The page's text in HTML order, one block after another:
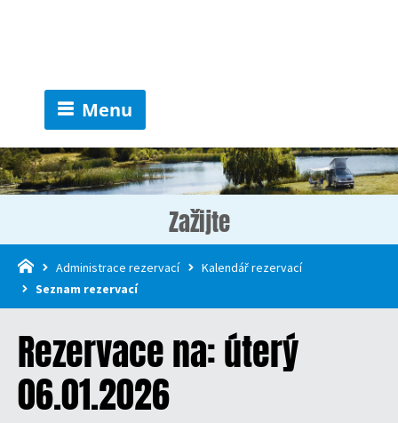
Menu
Zažijte
Administrace rezervací
Kalendář rezervací
Seznam rezervací
Rezervace na: úterý
06.01.2026